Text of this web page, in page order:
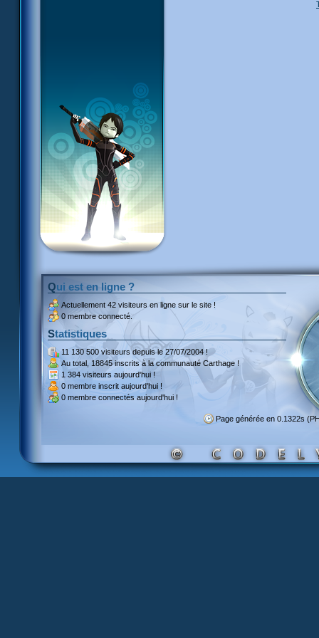
Qui est en ligne ?
Actuellement 42 visiteurs en ligne sur le site !
0 membre connecté.
Statistiques
11 130 500 visiteursdepuis le 27/07/2004 !
Au total, 18845 inscritsà la communauté Carthage !
1 384 visiteurs aujourd'hui !
0 membre inscrit aujourd'hui !
0 membre connectés aujourd'hui !
Page générée en 0.1322s